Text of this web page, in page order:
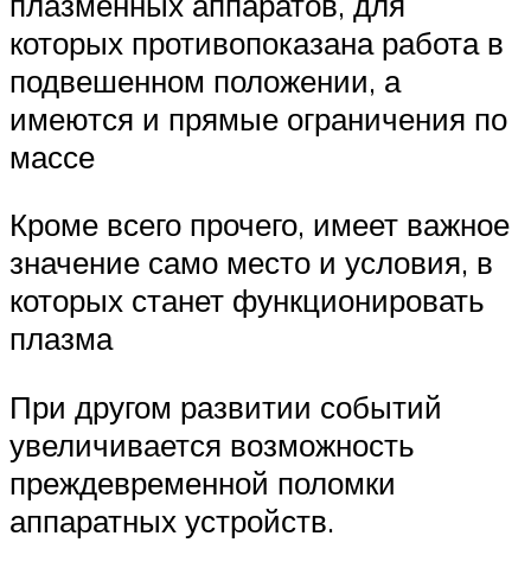
которых противопоказана работа в
подвешенном положении, а
имеются и прямые ограничения по
массе
Кроме всего прочего, имеет важное
значение само место и условия, в
которых станет функционировать
плазма
При другом развитии событий
увеличивается возможность
преждевременной поломки
аппаратных устройств.